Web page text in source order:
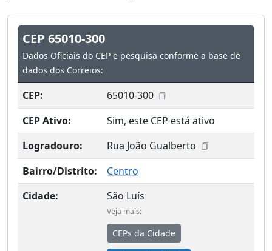
CEP 65010-300
Dados Oficiais do CEP e pesquisa conforme a base de
dados dos Correios:
CEP:
65010-300
CEP Ativo:
Sim, este CEP está ativo
Logradouro:
Rua João Gualberto
Bairro/Distrito:
Centro
Cidade:
São Luís
Veja mais:
CEPs da Cidade